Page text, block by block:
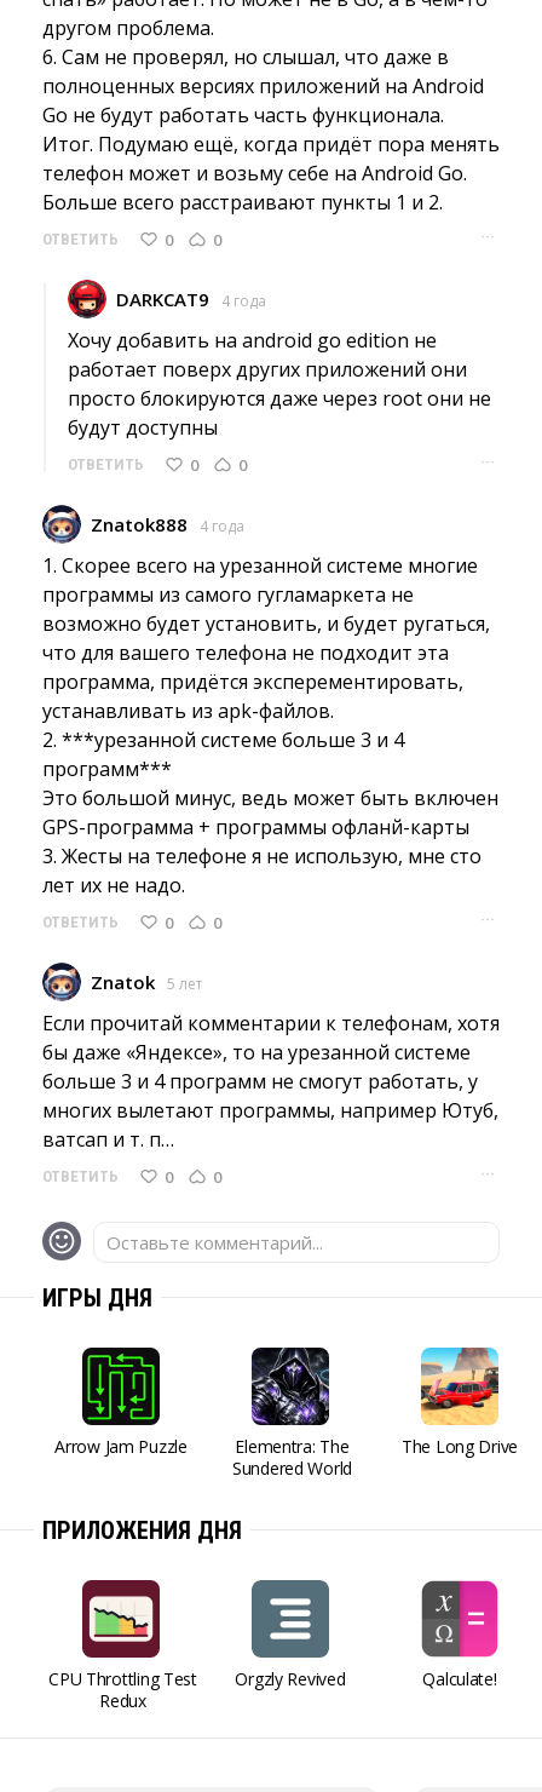
другом проблема.
6. Сам не проверял, но слышал, что даже в
полноценных версиях приложений на Android
Go не будут работать часть функционала.
Итог. Подумаю ещё, когда придёт пора менять
телефон может и возьму себе на Android Go.
Больше всего расстраивают пункты 1 и 2.
ОТВЕТИТЬ 0 0 ···
DARKCAT9 4 года
Хочу добавить на android go edition не
работает поверх других приложений они
просто блокируются даже через root они не
будут доступны
ОТВЕТИТЬ 0 0 ···
Znatok888 4 года
1. Скорее всего на урезанной системе многие
программы из самого гугламаркета не
возможно будет установить, и будет ругаться,
что для вашего телефона не подходит эта
программа, придётся эксперементировать,
устанавливать из apk-файлов.
2. ***урезанной системе больше 3 и 4
программ***
Это большой минус, ведь может быть включен
GPS-программа + программы офланй-карты
3. Жесты на телефоне я не использую, мне сто
лет их не надо.
ОТВЕТИТЬ 0 0 ···
Znatok 5 лет
Если прочитай комментарии к телефонам, хотя
бы даже «Яндексе», то на урезанной системе
больше 3 и 4 программ не смогут работать, у
многих вылетают программы, например Ютуб,
ватсап и т. п…
ОТВЕТИТЬ 0 0 ···
Оставьте комментарий...
ИГРЫ ДНЯ
Arrow Jam Puzzle
Elementra: The
Sundered World
The Long Drive
ПРИЛОЖЕНИЯ ДНЯ
CPU Throttling Test
Redux
Orgzly Revived Qalculate!